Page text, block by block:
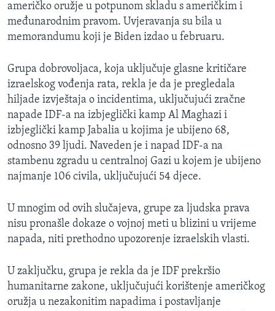
američko oružje u potpunom skladu s američkim i
međunarodnim pravom. Uvjeravanja su bila u
memorandumu koji je Biden izdao u februaru.
Grupa dobrovoljaca, koja uključuje glasne kritičare
izraelskog vođenja rata, rekla je da je pregledala
hiljade izvještaja o incidentima, uključujući zračne
napade IDF-a na izbjeglički kamp Al Maghazi i
izbjeglički kamp Jabalia u kojima je ubijeno 68,
odnosno 39 ljudi. Naveden je i napad IDF-a na
stambenu zgradu u centralnoj Gazi u kojem je ubijeno
najmanje 106 civila, uključujući 54 djece.
U mnogim od ovih slučajeva, grupe za ljudska prava
nisu pronašle dokaze o vojnoj meti u blizini u vrijeme
napada, niti prethodno upozorenje izraelskih vlasti.
U zaključku, grupa je rekla da je IDF prekršio
humanitarne zakone, uključujući korištenje američkog
oružja u nezakonitim napadima i postavljanje